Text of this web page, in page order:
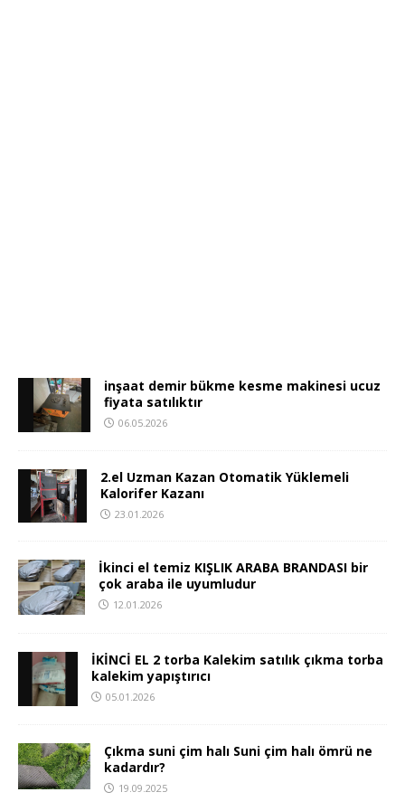
inşaat demir bükme kesme makinesi ucuz
fiyata satılıktır
06.05.2026
2.el Uzman Kazan Otomatik Yüklemeli
Kalorifer Kazanı
23.01.2026
İkinci el temiz KIŞLIK ARABA BRANDASI bir
çok araba ile uyumludur
12.01.2026
İKİNCİ EL 2 torba Kalekim satılık çıkma torba
kalekim yapıştırıcı
05.01.2026
Çıkma suni çim halı Suni çim halı ömrü ne
kadardır?
19.09.2025